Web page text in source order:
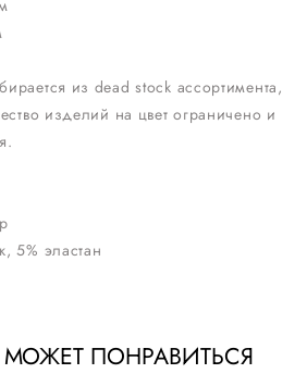
из dead stock ассортимента,
изделий на цвет ограничено и
5% эластан
ПОНРАВИТЬСЯ